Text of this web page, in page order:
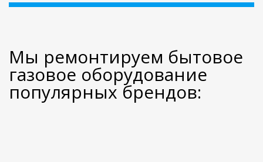
Мы ремонтируем бытовое
газовое оборудование
популярных брендов: